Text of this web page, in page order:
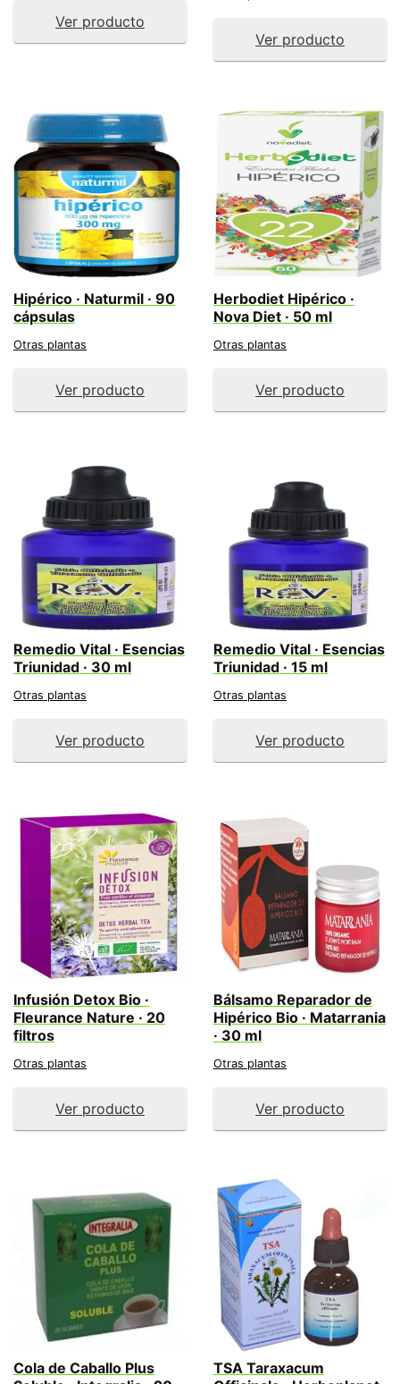
Ver producto
Ver producto
Hipérico · Naturmil · 90
cápsulas
Otras plantas
Ver producto
Herbodiet Hipérico ·
Nova Diet · 50 ml
Otras plantas
Ver producto
Remedio Vital · Esencias
Triunidad · 30 ml
Otras plantas
Ver producto
Remedio Vital · Esencias
Triunidad · 15 ml
Otras plantas
Ver producto
Infusión Detox Bio ·
Fleurance Nature · 20
filtros
Otras plantas
Ver producto
Bálsamo Reparador de
Hipérico Bio · Matarrania
· 30 ml
Otras plantas
Ver producto
Cola de Caballo Plus
TSA Taraxacum